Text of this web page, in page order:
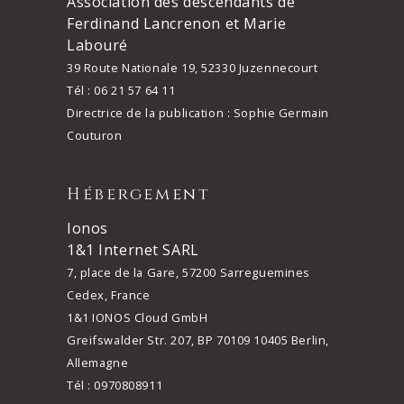
Ferdinand Lancrenon et Marie
Labouré
39 Route Nationale 19, 52330 Juzennecourt
Tél : 06 21 57 64 11
Directrice de la publication : Sophie Germain
Couturon
Hébergement
Ionos
1&1 Internet SARL
7, place de la Gare, 57200 Sarreguemines
Cedex, France
1&1 IONOS Cloud GmbH
Greifswalder Str. 207, BP 70109 10405 Berlin,
Allemagne
Tél : 0970808911